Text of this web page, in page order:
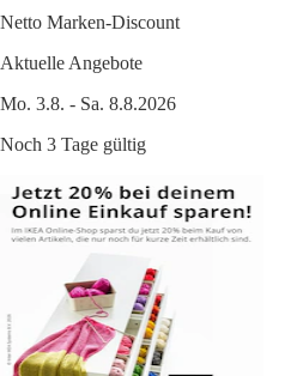
Netto Marken-Discount
Aktuelle Angebote
Mo. 3.8. - Sa. 8.8.2026
Noch 3 Tage gültig